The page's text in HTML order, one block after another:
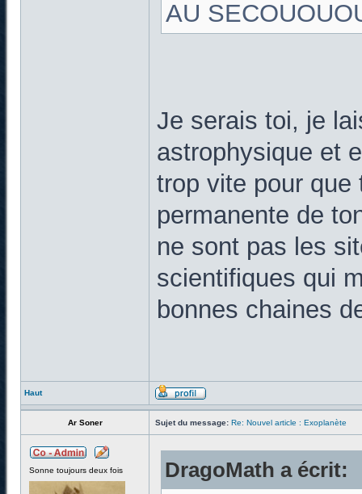
AU
Je serais toi, je
astrophysique et
trop vite pour
permanente de
ne sont pas les
scientifiques qui
bonnes chaines
Haut
Ar Soner Sujet du message: Re: Nouvel article : Exoplanète
Sonne toujours deux fois DragoMath a écrit: